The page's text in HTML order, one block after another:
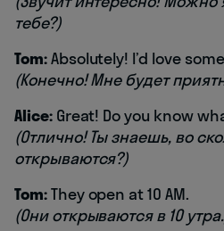
тебе?)
Tom:Absolutely! I’d love
(Конечно! Мне будет
Alice:Great! Do you know
(Отлично! Ты знаешь, во
открываются?)
Tom:They open at 10 AM.
(Они открываются в 10